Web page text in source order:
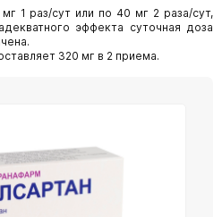
1 раз/сут или по 40 мг 2 раза/сут,
эффекта суточная доза
320 мг в 2 приема.